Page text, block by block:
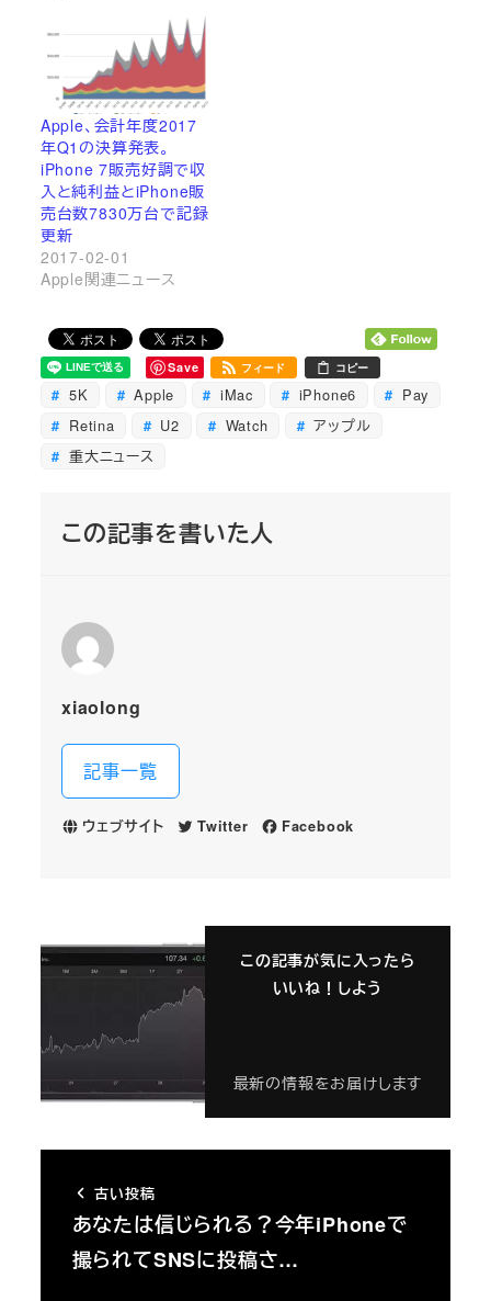
Apple、会計年度2017
年Q1の決算発表。
iPhone 7販売好調で収
入と純利益とiPhone販
売台数7830万台で記録
更新
2017-02-01
Apple関連ニュース
Save フィード コピー
5K Apple iMac iPhone6
Pay
Retina
U2 Watch
アップル
重大ニュース
この記事を書いた人
xiaolong
記事一覧
ウェブサイト Twitter Facebook
この記事が気に入ったら
いいね！しよう
最新の情報をお届けします
古い投稿
あなたは信じられる？今年iPhoneで
撮られてSNSに投稿さ…